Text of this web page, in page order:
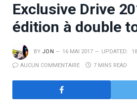
Exclusive Drive
édition à double
BY JON 16 MAI 2017 UPDATED:
AUCUN COMMENTAIRE 7 MINS READ